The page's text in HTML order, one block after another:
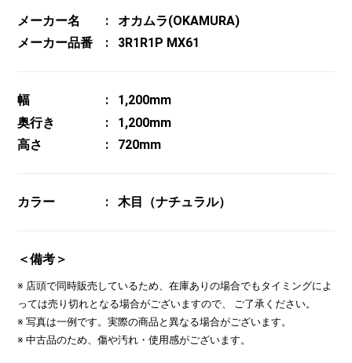
メーカー名
オカムラ(OKAMURA)
メーカー品番
3R1R1P MX61
幅
1,200mm
奥行き
1,200mm
高さ
720mm
カラー 木目（ナチュラル）
＜備考＞
※ 店頭で同時販売しているため、在庫ありの場合でもタイミングによ
っては売り切れとなる場合がございますので、 ご了承ください。
※ 写真は一例です。実際の商品と異なる場合がございます。
※ 中古品のため、傷や汚れ・使用感がございます。